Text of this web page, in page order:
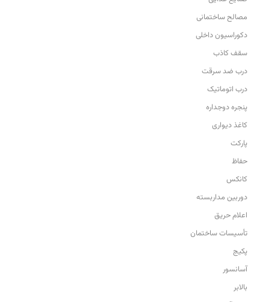
مصالح ساختمانی
دکوراسیون داخلی
سقف کاذب
درب ضد سرقت
درب اتوماتیک
پنجره دوجداره
کاغذ دیواری
پارکت
حفاظ
کانکس
دوربین مداربسته
اعلام حریق
تأسیسات ساختمان
پکیج
آسانسور
بالابر